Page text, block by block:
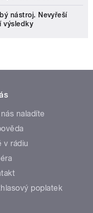
nástroj. Nevyřeší
výsledky
naladíte
v rádiu
poplatek